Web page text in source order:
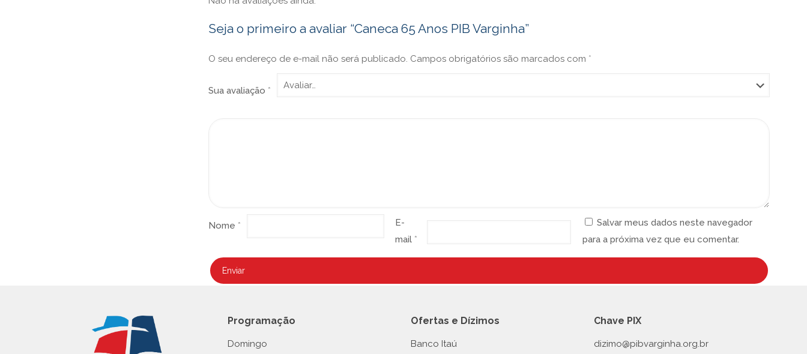
Seja o primeiro a avaliar “Caneca 65 Anos PIB Varginha”
O seu endereço de e-mail não será publicado. Campos obrigatórios são marcados com *
Sua avaliação *
Nome *
E-
mail *
Salvar meus dados neste navegador
para a próxima vez que eu comentar.
Programação
Domingo
Ofertas e Dízimos
Banco Itaú
Chave PIX
dizimo@pibvarginha.org.br